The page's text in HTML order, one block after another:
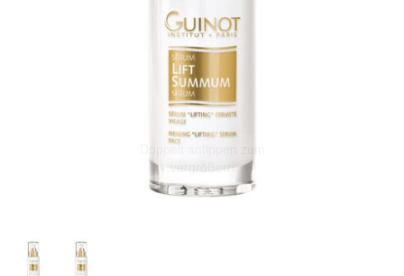
Doppelt antippen zum
vergrößern